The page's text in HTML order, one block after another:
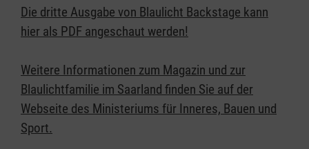
Die dritte Ausgabe von Blaulicht Backstage kann
hier als PDF angeschaut werden!
Weitere Informationen zum Magazin und zur
Blaulichtfamilie im Saarland finden Sie auf der
Webseite des Ministeriums für Inneres, Bauen und
Sport.